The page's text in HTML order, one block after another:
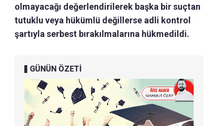
olmayacağı değerlendirilerek başka bir suçtan
tutuklu veya hükümlü değillerse adli kontrol
şartıyla serbest bırakılmalarına hükmedildi.
GÜNÜN ÖZETİ